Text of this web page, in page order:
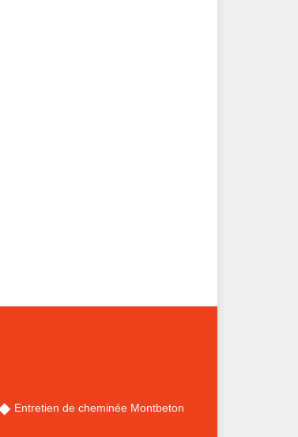
Entretien de cheminée Montbeton